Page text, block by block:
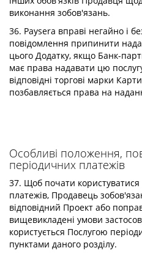
виконання зобов'язань.
36. Paysera вправі негайно і
повідомлення припинити
цього Додатку, якщо Банк-
має права надавати цю
відповідні торгові марки
позбавляється права на
Особливі положення,
періодичних платежів
37. Щоб почати
платежів, Продавець
відповідний Проект або
вищевикладені умови
користується Послугою
пунктами даного розділу.